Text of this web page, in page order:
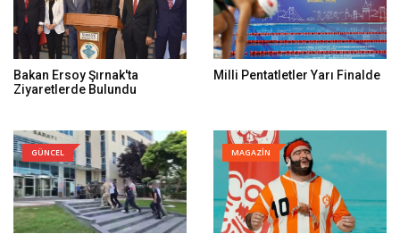
Bakan Ersoy Şırnak'ta
Ziyaretlerde Bulundu
Milli Pentatletler Yarı Finalde
GÜNCEL MAGAZİN